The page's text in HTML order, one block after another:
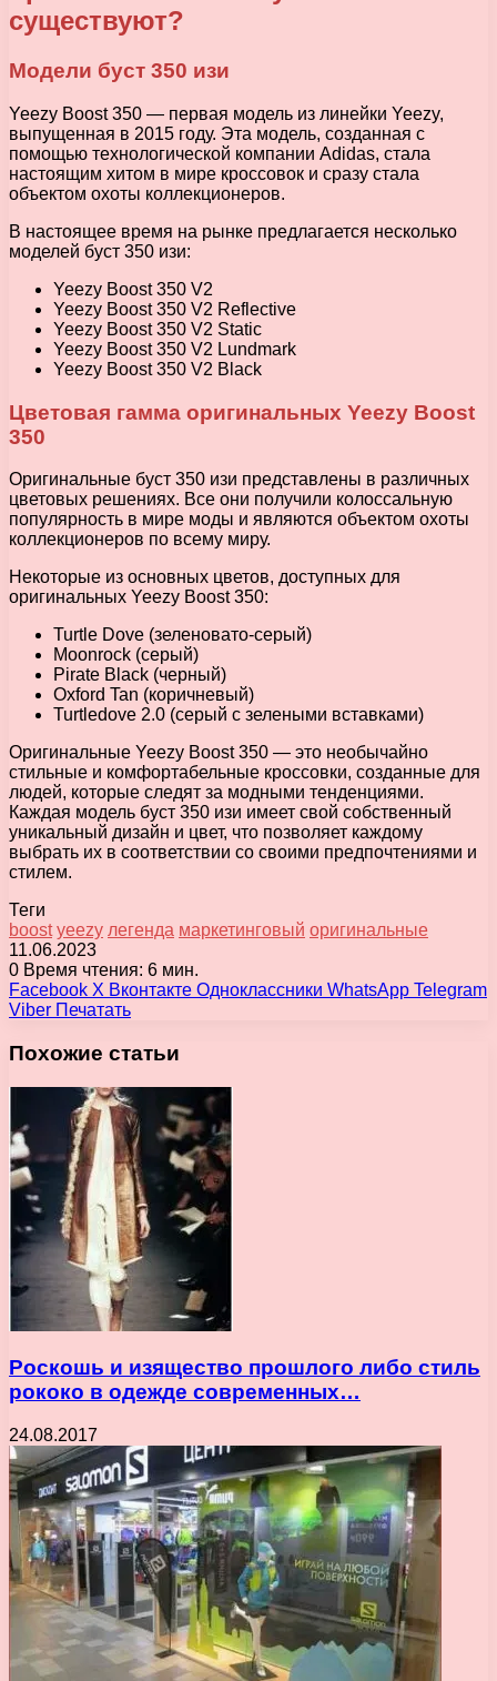
существуют?
Модели буст 350 изи
Yeezy Boost 350 — первая модель из линейки Yeezy,
выпущенная в 2015 году. Эта модель, созданная с
помощью технологической компании Adidas, стала
настоящим хитом в мире кроссовок и сразу стала
объектом охоты коллекционеров.
В настоящее время на рынке предлагается несколько
моделей буст 350 изи:
Yeezy Boost 350 V2
Yeezy Boost 350 V2 Reflective
Yeezy Boost 350 V2 Static
Yeezy Boost 350 V2 Lundmark
Yeezy Boost 350 V2 Black
Цветовая гамма оригинальных Yeezy Boost
350
Оригинальные буст 350 изи представлены в различных
цветовых решениях. Все они получили колоссальную
популярность в мире моды и являются объектом охоты
коллекционеров по всему миру.
Некоторые из основных цветов, доступных для
оригинальных Yeezy Boost 350:
Turtle Dove (зеленовато-серый)
Moonrock (серый)
Pirate Black (черный)
Oxford Tan (коричневый)
Turtledove 2.0 (серый с зелеными вставками)
Оригинальные Yeezy Boost 350 — это необычайно
стильные и комфортабельные кроссовки, созданные для
людей, которые следят за модными тенденциями.
Каждая модель буст 350 изи имеет свой собственный
уникальный дизайн и цвет, что позволяет каждому
выбрать их в соответствии со своими предпочтениями и
стилем.
Теги
boost yeezy легенда маркетинговый оригинальные
11.06.2023
0 Время чтения: 6 мин.
Facebook X Вконтакте Одноклассники WhatsApp Telegram
Viber Печатать
Похожие статьи
Роскошь и изящество прошлого либо стиль
рококо в одежде современных…
24.08.2017